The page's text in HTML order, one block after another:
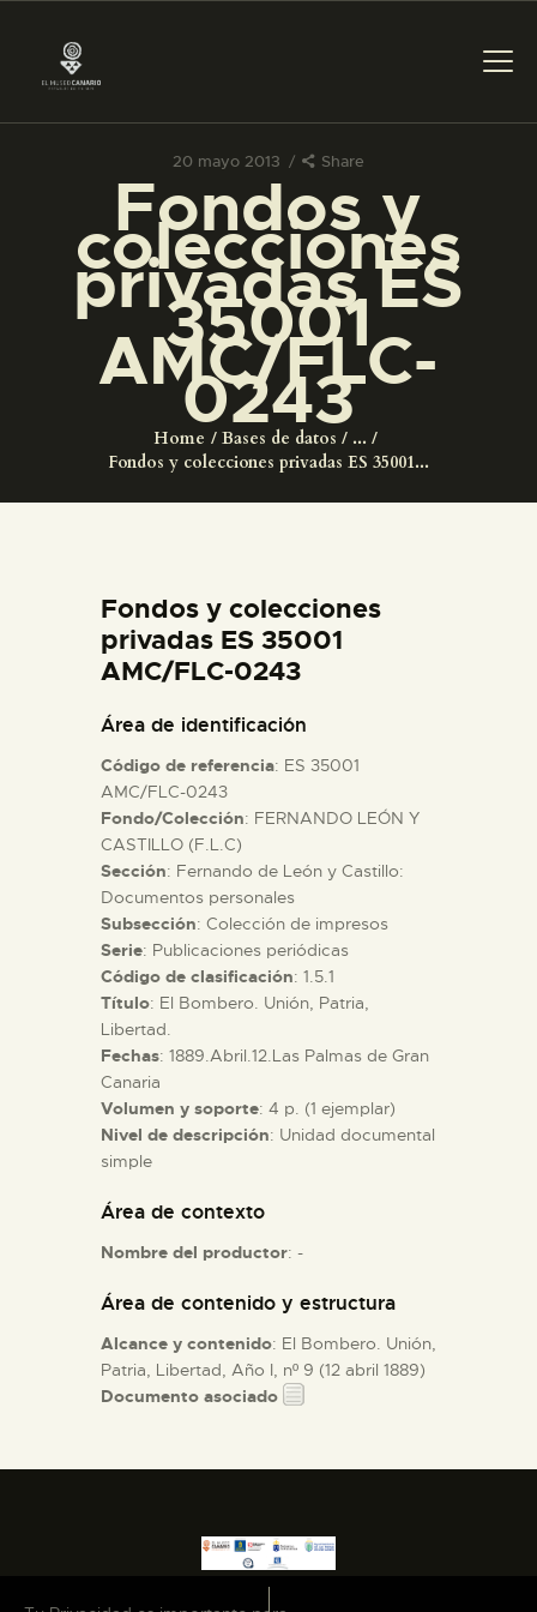
20 mayo 2013 Share
Fondos y
colecciones
privadas ES
35001
AMC/FLC-
0243
Home Bases de datos
...
Fondos y colecciones privadas ES 35001...
PREPARAR LA VISITA
ACTIVIDADES
█
EL MUSEO
ESPAÑOL
ACTIVIDADES
█
EL MUSEO
COLECCIONES
DIDÁCTICA
ESPAÑOL
Fondos y colecciones
privadas ES 35001
AMC/FLC-0243
Área de identificación
Código de referencia: ES 35001
AMC/FLC-0243
Fondo/Colección: FERNANDO LEÓN Y
CASTILLO (F.L.C)
Sección: Fernando de León y Castillo:
Documentos personales
Subsección: Colección de impresos
Serie: Publicaciones periódicas
Código de clasificación: 1.5.1
Título: El Bombero. Unión, Patria,
Libertad.
Fechas: 1889.Abril.12.Las Palmas de Gran
Canaria
Volumen y soporte: 4 p. (1 ejemplar)
Nivel de descripción: Unidad documental
simple
Área de contexto
Nombre del productor: -
Área de contenido y estructura
Alcance y contenido: El Bombero. Unión,
Patria, Libertad, Año I, nº 9 (12 abril 1889)
Documento asociado